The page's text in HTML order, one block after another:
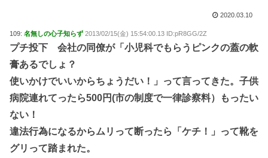
2020.03.10
109: 名無しの心子知らず 2013/02/15(金) 15:54:00.13 ID:pR8GG/2Z
プチ投下 会社の同僚が「小児科でもらうピンクの蓋の軟
膏あるでしょ？
使いかけでいいからちょうだい！」って言ってきた。子供
病院連れてったら500円(市の制度で一律診察料）もったい
ない！
違法行為になるからムリって断ったら「ケチ！」って靴を
グリって踏まれた。